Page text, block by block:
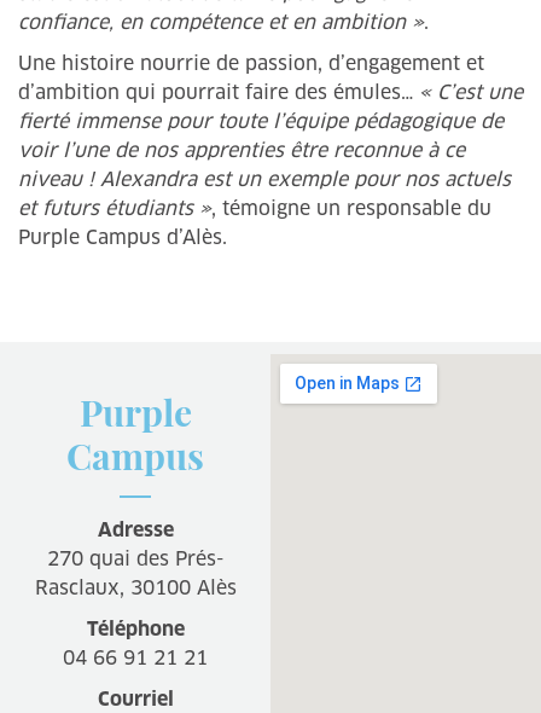
confiance, en compétence et en ambition ».
Une histoire nourrie de passion, d’engagement et
d’ambition qui pourrait faire des émules… « C’est une
fierté immense pour toute l’équipe pédagogique de
voir l’une de nos apprenties être reconnue à ce
niveau ! Alexandra est un exemple pour nos actuels
et futurs étudiants », témoigne un responsable du
Purple Campus d’Alès.
Purple
Campus
Adresse
270 quai des Prés-
Rasclaux, 30100 Alès
Téléphone
04 66 91 21 21
Courriel